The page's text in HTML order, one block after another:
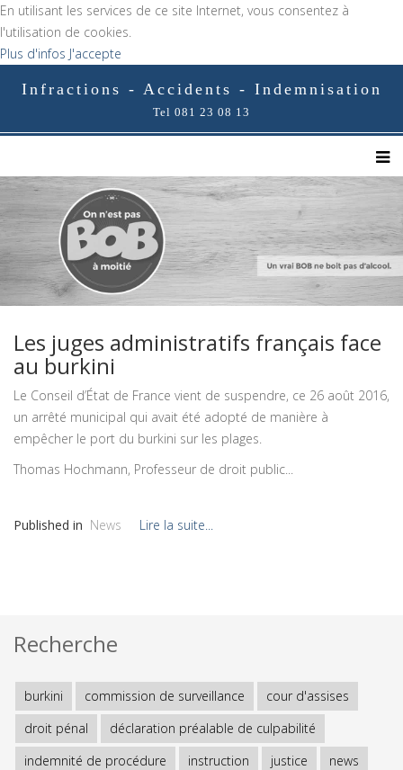
En utilisant les services de ce site Internet, vous consentez à
l'utilisation de cookies.
Plus d'infos J'accepte
Infractions - Accidents - Indemnisation
Tel 081 23 08 13
Les juges administratifs français face
au burkini
Le Conseil d’État de France vient de suspendre, ce 26 août 2016,
un arrêté municipal qui avait été adopté de manière à
empêcher le port du burkini sur les plages.
Thomas Hochmann, Professeur de droit public...
Published in News Lire la suite...
Recherche
burkini commission de surveillance
cour d'assises
droit pénal
déclaration préalable de culpabilité
indemnité de procédure
instruction justice
news